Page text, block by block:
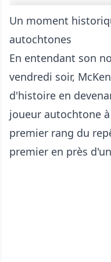
Un moment
autochtones
En entendant son
vendredi soir,
d'histoire en
joueur autochtone
premier rang du
premier en près